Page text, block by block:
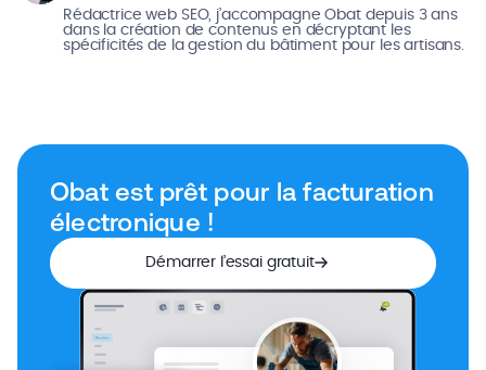
Rédactrice web SEO, j’accompagne Obat depuis 3 ans
dans la création de contenus en décryptant les
spécificités de la gestion du bâtiment pour les artisans.
Obat est prêt pour la facturation
électronique !
Démarrer l’essai gratuit